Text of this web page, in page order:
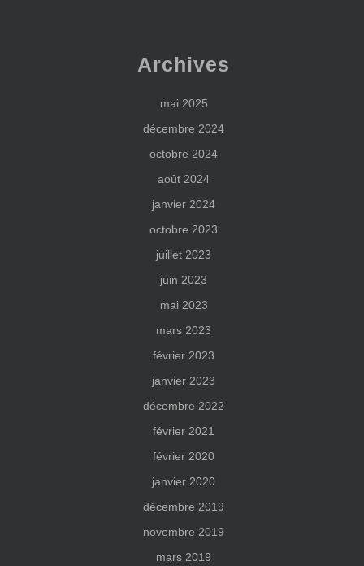
Archives
mai 2025
décembre 2024
octobre 2024
août 2024
janvier 2024
octobre 2023
juillet 2023
juin 2023
mai 2023
mars 2023
février 2023
janvier 2023
décembre 2022
février 2021
février 2020
janvier 2020
décembre 2019
novembre 2019
mars 2019